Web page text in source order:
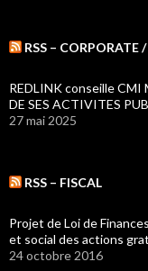
RSS – CORPORATE
REDLINK conseille CMI
DE SES ACTIVITES
27 mai 2025
RSS – FISCAL
Projet de Loi de
et social des actions
24 octobre 2016